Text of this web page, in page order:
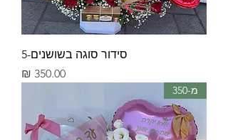
סידור סוגה בשושנים-5
מחיר
מ-350